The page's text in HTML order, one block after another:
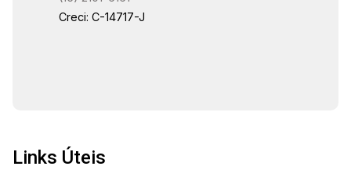
Creci: C-14717-J
Links Úteis